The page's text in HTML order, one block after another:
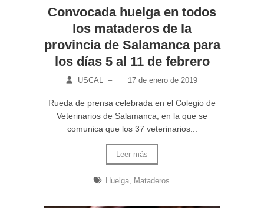
Convocada huelga en todos
los mataderos de la
provincia de Salamanca para
los días 5 al 11 de febrero
USCAL – 17 de enero de 2019
Rueda de prensa celebrada en el Colegio de
Veterinarios de Salamanca, en la que se
comunica que los 37 veterinarios...
Leer más
Huelga Mataderos